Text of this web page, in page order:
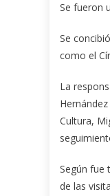
Se fueron
Se
como el
La
Cultura,
Según fue
de las